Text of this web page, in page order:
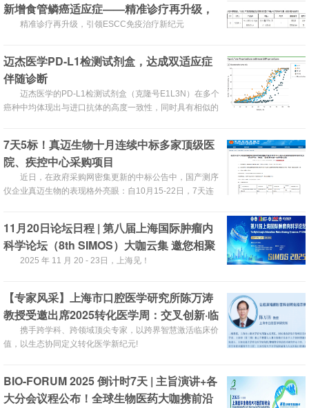
新增食管鳞癌适应症——精准诊疗再升级，
引领ESCC免疫治疗新纪元
精准诊疗再升级，引领ESCC免疫治疗新纪元
迈杰医学PD-L1检测试剂盒，达成双适应症
伴随诊断
迈杰医学的PD-L1检测试剂盒（克隆号E1L3N）在多个
癌种中均体现出与进口抗体的高度一致性，同时具有相似的
7天5标！真迈生物十月连续中标多家顶级医
院、疾控中心采购项目
近日，在政府采购网密集更新的中标公告中，国产测序
仪企业真迈生物的表现格外亮眼：自10月15-22日，7天连
11月20日论坛日程 | 第八届上海国际肿瘤内
科学论坛（8th SIMOS）大咖云集 邀您相聚
2025 年 11 月 20 - 23日，上海见！
【专家风采】上海市口腔医学研究所陈万涛
教授受邀出席2025转化医学周：交叉创新·临
床转化·产业协同全链条推动产业发展！
携手跨学科、跨领域顶尖专家，以跨界智慧激活临床价
值，以生态协同定义转化医学新纪元!
BIO-FORUM 2025 倒计时7天 | 主旨演讲+各
大分会议程公布！全球生物医药大咖携前沿